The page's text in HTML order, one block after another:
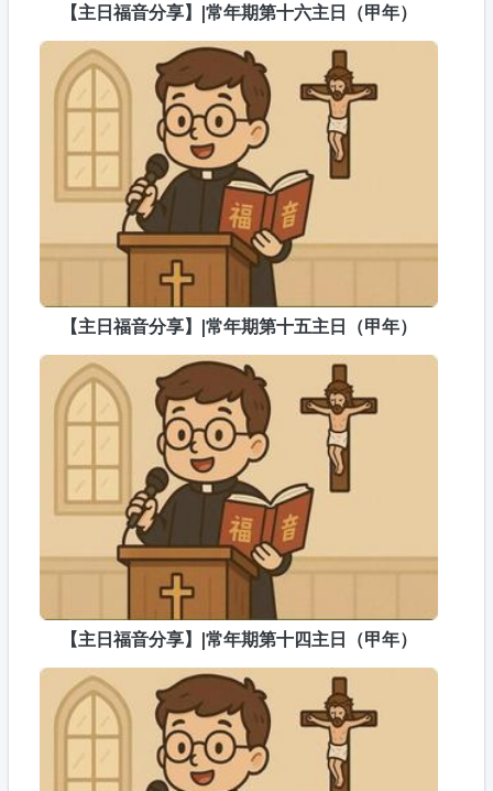
【主日福音分享】|常年期第十六主日（甲年）
【主日福音分享】|常年期第十五主日（甲年）
【主日福音分享】|常年期第十四主日（甲年）